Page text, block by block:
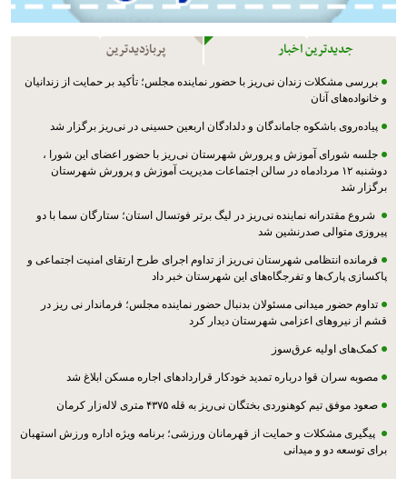
جدیدترین اخبار پربازدیدترین
بررسی مشکلات زندان نی‌ریز با حضور نماینده مجلس؛ تأکید بر حمایت از زندانیان
و خانواده‌های آنان
پیاده‌روی باشکوه جاماندگان و دلدادگان اربعین حسینی در نی‌ریز برگزار شد
جلسه شورای آموزش و پرورش شهرستان نی‌ریز با حضور اعضای این شورا ،
دوشنبه ۱۲ مردادماه در سالن اجتماعات مدیریت آموزش و پرورش شهرستان
برگزار شد
شروع مقتدرانه نماینده نی‌ریز در لیگ برتر فوتسال استان؛ ستارگان سما با دو
پیروزی متوالی صدرنشین شد
فرمانده انتظامی شهرستان نی‌ریز از تداوم اجرای طرح ارتقای امنیت اجتماعی و
پاکسازی پارک‌ها و تفرجگاه‌های این شهرستان خبر داد
تداوم حضور میدانی مسئولان بدنبال حضور نماینده مجلس؛ فرماندار نی ریز در
قشم از نیروهای اعزامی شهرستان دیدار کرد
کمک‌های اولیه عرق‌سوز
مصوبه سران قوا درباره تمدید خودکار قراردادهای اجاره مسکن ابلاغ شد
صعود موفق تیم کوهنوردی بختگان نی‌ریز به قله ۴۳۷۵ متری لاله‌زار کرمان
پیگیری مشکلات و حمایت از قهرمانان ورزشی؛ برنامه ویژه اداره ورزش استهبان
برای توسعه دو و میدانی